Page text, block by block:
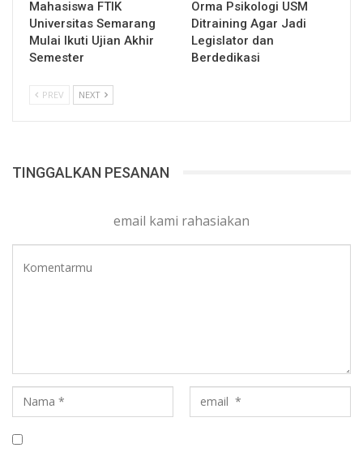
Mahasiswa FTIK
Universitas Semarang
Mulai Ikuti Ujian Akhir
Semester
Orma Psikologi USM
Ditraining Agar Jadi
Legislator dan
Berdedikasi
PREV NEXT
TINGGALKAN PESANAN
email kami rahasiakan